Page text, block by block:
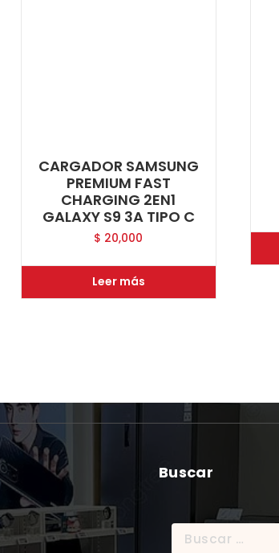
CARGADOR SAMSUNG
PREMIUM FAST
CHARGING 2EN1
GALAXY S9 3A TIPO C
$ 20,000
Leer más
Buscar
Buscar: